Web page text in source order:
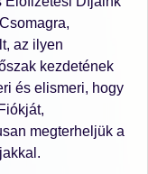
az ilyen
kezdetének
és elismeri, hogy
megterheljük a